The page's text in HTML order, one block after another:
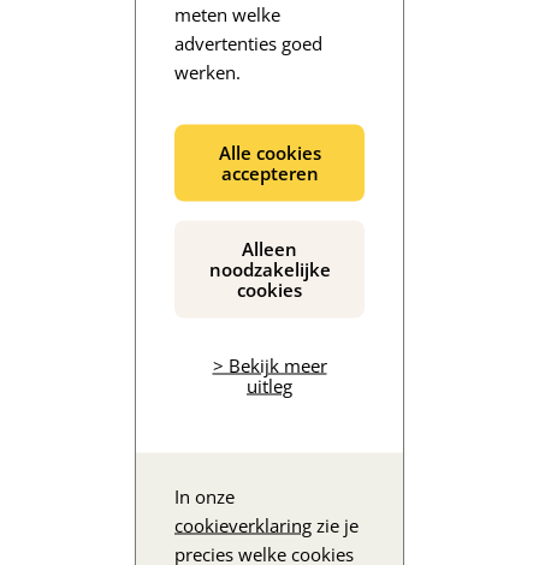
meten welke
advertenties goed
werken.
Alle cookies
accepteren
Alleen
noodzakelijke
cookies
> Bekijk meer
uitleg
In onze
cookieverklaring zie je
precies welke cookies
De inhoud wordt geladen...